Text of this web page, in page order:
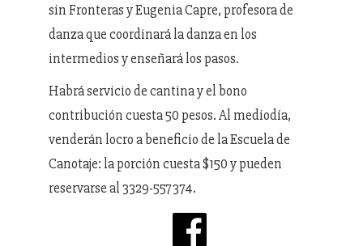
sin Fronteras y Eugenia Capre, profesora de
danza que coordinará la danza en los
intermedios y enseñará los pasos.
Habrá servicio de cantina y el bono
contribución cuesta 50 pesos. Al mediodía,
venderán locro a beneficio de la Escuela de
Canotaje: la porción cuesta $150 y pueden
reservarse al 3329-557374.